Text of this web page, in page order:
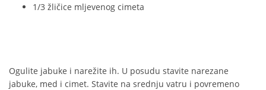
1/3 žličice mljevenog cimeta
Ogulite jabuke i narežite ih. U posudu stavite narezane
jabuke, med i cimet. Stavite na srednju vatru i povremeno